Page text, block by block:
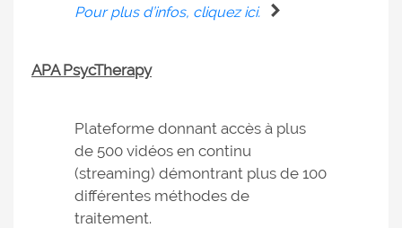
Pour plus d’infos, cliquez ici.
APA PsycTherapy
Plateforme donnant accès à plus
de 500 vidéos en continu
(streaming) démontrant plus de 100
différentes méthodes de
traitement.